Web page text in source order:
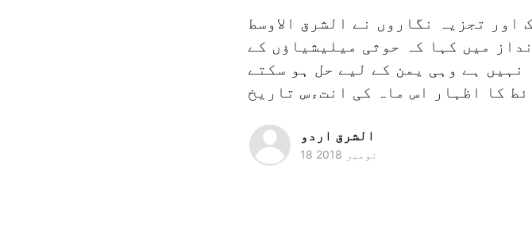
تجزیہ نگاروں نے الشرق الاوسط
میں کہا کہ حوثی میلیشیاؤں کے
ہے وہی یمن کے لیے حل ہو سکتے
الشرق اردو
18 نومبر 2018